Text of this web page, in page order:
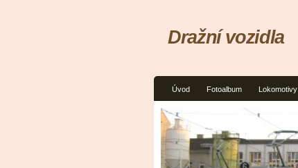
Úvod Fotoalbum Lokomotivy
Dražní vozidla